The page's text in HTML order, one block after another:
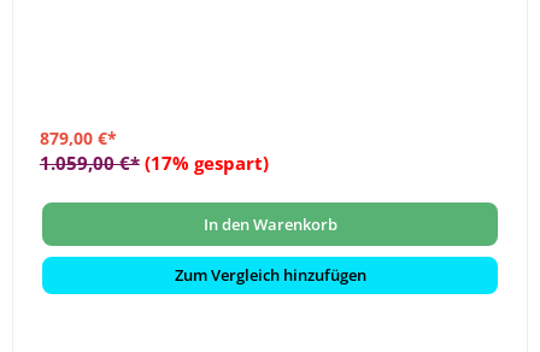
879,00 €*
1.059,00 €* (17% gespart)
In den Warenkorb
Zum Vergleich hinzufügen